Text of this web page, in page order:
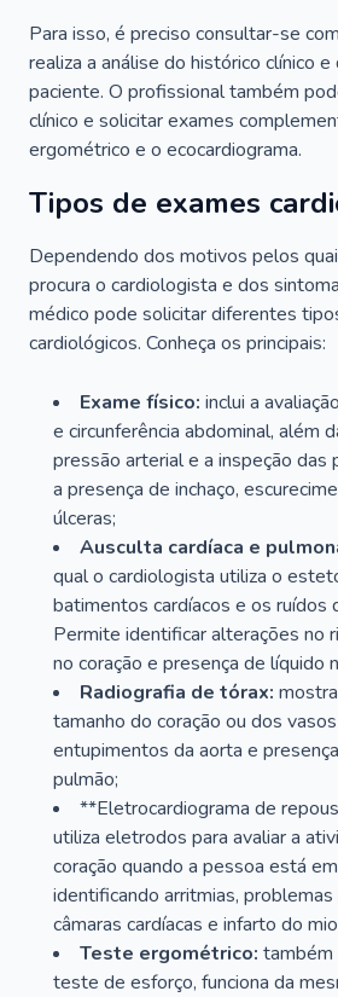
Para isso, é preciso consultar-se
realiza a análise do histórico clínico
paciente. O profissional também
clínico e solicitar exames
ergométrico e o ecocardiograma.
Tipos de exames
Dependendo dos motivos pelos
procura o cardiologista e dos
médico pode solicitar diferentes
cardiológicos. Conheça os principais:
Exame físico: inclui a
e circunferência abdominal, além
pressão arterial e a inspeção das
a presença de inchaço,
úlceras;
Ausculta cardíaca e
qual o cardiologista utiliza o
batimentos cardíacos e os ruídos
Permite identificar alterações no
no coração e presença de líquido
Radiografia de tórax:
tamanho do coração ou dos
entupimentos da aorta e
pulmão;
**Eletrocardiograma de
utiliza eletrodos para avaliar a
coração quando a pessoa está
identificando arritmias,
câmaras cardíacas e infarto do
Teste ergométrico: também
teste de esforço, funciona da